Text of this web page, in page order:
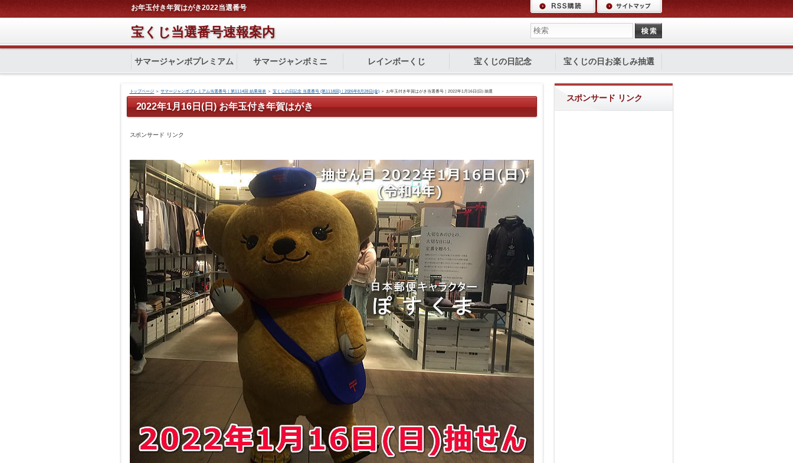
お年玉付き年賀はがき2022当選番号
宝くじ当選番号速報案内
サマージャンボプレミアム サマージャンボミニ レインボーくじ 宝くじの日記念 宝くじの日お楽しみ抽選
トップページ ＞サマージャンボプレミアム当選番号｜第1114回 結果発表＞ 宝くじの日記念 当選番号 (第1118回)｜2026年8月28日(金) ＞ お年玉付き年賀はがき当選番号｜2022年1月16日(日) 抽選
2022年1月16日(日) お年玉付き年賀はがき
スポンサード リンク
スポンサード リンク